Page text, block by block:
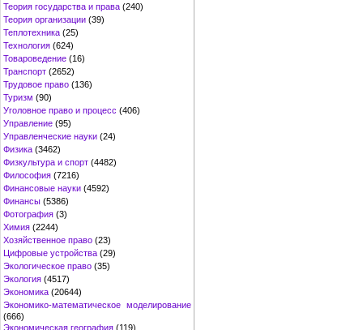
Теория государства и права (240)
Теория организации (39)
Теплотехника (25)
Технология (624)
Товароведение (16)
Транспорт (2652)
Трудовое право (136)
Туризм (90)
Уголовное право и процесс (406)
Управление (95)
Управленческие науки (24)
Физика (3462)
Физкультура и спорт (4482)
Философия (7216)
Финансовые науки (4592)
Финансы (5386)
Фотография (3)
Химия (2244)
Хозяйственное право (23)
Цифровые устройства (29)
Экологическое право (35)
Экология (4517)
Экономика (20644)
Экономико-математическое моделирование
(666)
Экономическая география (119)